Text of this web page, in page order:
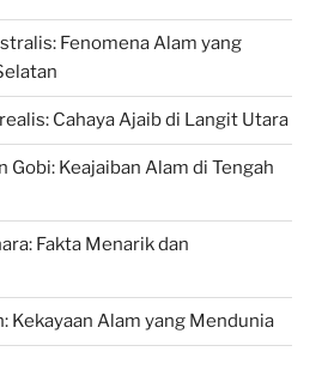
Fenomena Alam yang
Cahaya Ajaib di Langit Utara
Gobi: Keajaiban Alam di Tengah
Fakta Menarik dan
Kekayaan Alam yang Mendunia